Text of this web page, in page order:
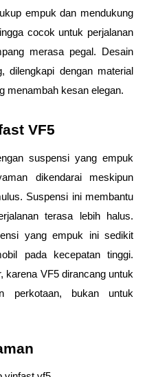
empuk dan mendukung
cocok untuk perjalanan
merasa pegal. Desain
dilengkapi dengan material
menambah kesan elegan.
VF5
suspensi yang empuk
dikendarai meskipun
Suspensi ini membantu
terasa lebih halus.
yang empuk ini sedikit
pada kecepatan tinggi.
karena VF5 dirancang untuk
perkotaan, bukan untuk